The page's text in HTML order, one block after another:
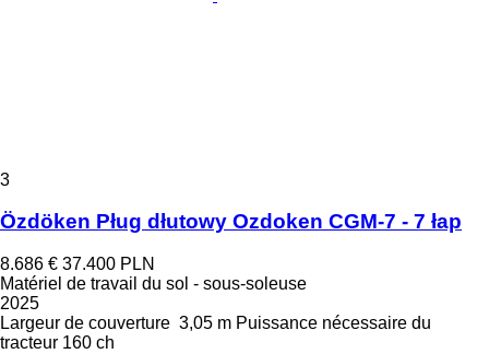
3
Özdöken Pług dłutowy Ozdoken CGM-7 - 7 łap
8.686 € 37.400 PLN
Matériel de travail du sol - sous-soleuse
2025
Largeur de couverture 3,05 m Puissance nécessaire du
tracteur 160 ch